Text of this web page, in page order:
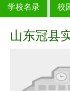
学校名录 校
山东冠县